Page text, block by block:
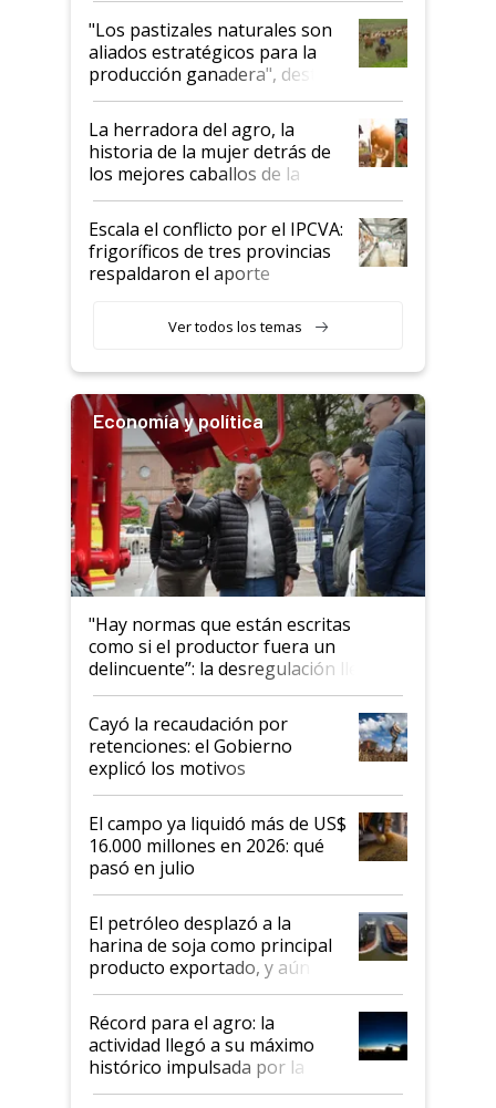
oportunidades que se abren
para el agro en Argentina, con
foco en la carne
"Los pastizales naturales son
aliados estratégicos para la
producción ganadera", destaca
la iniciativa que ya reúne a 46
establecimientos en Argentina
La herradora del agro, la
historia de la mujer detrás de
los mejores caballos de la
Argentina y los mitos que
todavía hacen sufrir a estos
animales: "Mientras me
descalificaban, yo seguí
haciendo currículum"
Escala el conflicto por el IPCVA:
frigoríficos de tres provincias
respaldaron el aporte
Ver todos los temas
Economía y política
"Hay normas que están escritas
como si el productor fuera un
delincuente”: la desregulación llegó
al Congreso Aapresid y hasta se
habló del financiamiento al IPCVA
Cayó la recaudación por
retenciones: el Gobierno
explicó los motivos
El campo ya liquidó más de US$
16.000 millones en 2026: qué
pasó en julio
El petróleo desplazó a la
harina de soja como principal
producto exportado, y aún así
el agro aportó casi seis de cada
diez dólares y sostuvo el
liderazgo en un semestre
récord
Récord para el agro: la
actividad llegó a su máximo
histórico impulsada por la
cosecha y las exportaciones